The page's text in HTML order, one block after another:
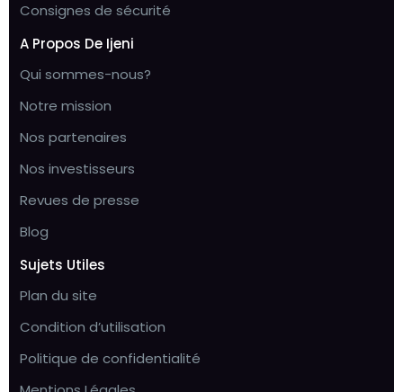
Consignes de sécurité
A Propos De Ijeni
Qui sommes-nous?
Notre mission
Nos partenaires
Nos investisseurs
Revues de presse
Blog
Sujets Utiles
Plan du site
Condition d’utilisation
Politique de confidentialité